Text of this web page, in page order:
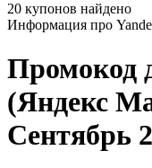
20 купонов найдено
Информация про
Промокод
(Яндекс
Сентябрь